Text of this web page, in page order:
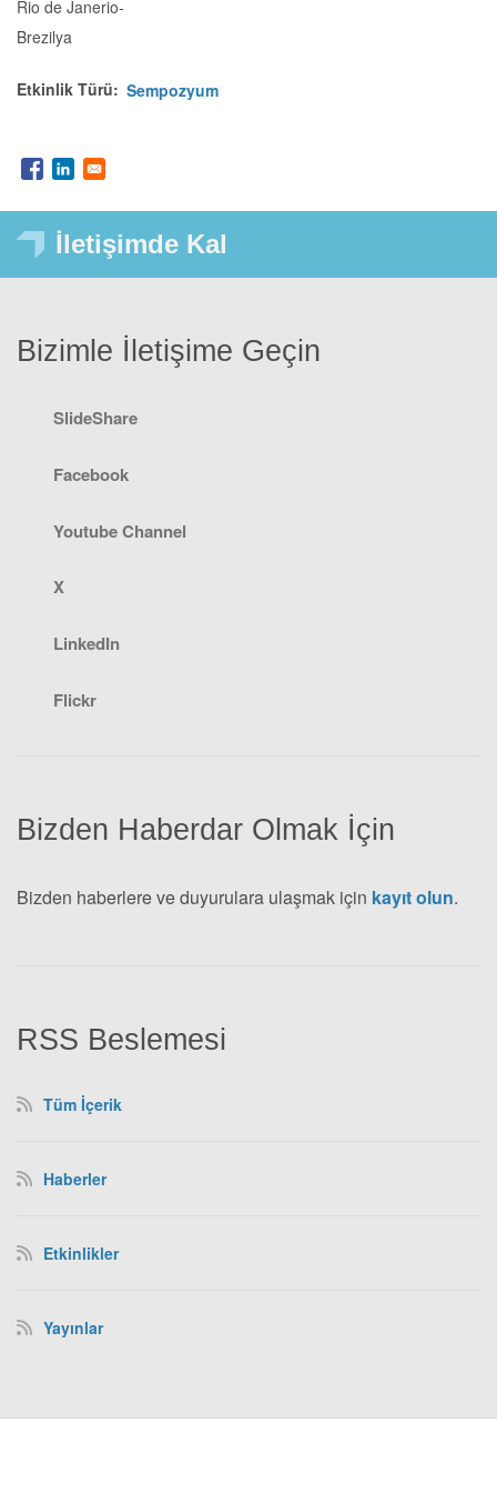
Rio de Janerio-
Brezilya
Etkinlik Türü Sempozyum
İletişimde Kal
RSS Beslemesi
Tüm İçerik
Haberler
Etkinlikler
Yayınlar
Bizden Haberdar Olmak İçin
Bizden haberlere ve duyurulara ulaşmak için kayıt olun.
Bizimle İletişime Geçin
SlideShare
Facebook
Youtube Channel
X
LinkedIn
Flickr